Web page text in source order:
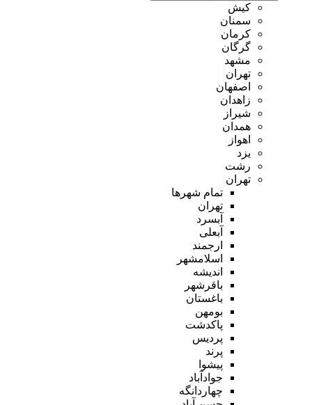
کیش
سمنان
کرمان
گرگان
مشهد
تهران
اصفهان
زاهدان
شیراز
همدان
اهواز
یزد
رشت
تهران
تمام شهر‌ها
تهران
آبسرد
آبعلی
ارجمند
اسلامشهر
اندیشه
باقرشهر
باغستان
بومهن
پاکدشت
پردیس
پرند
پیشوا
جوادآباد
چهاردانگه